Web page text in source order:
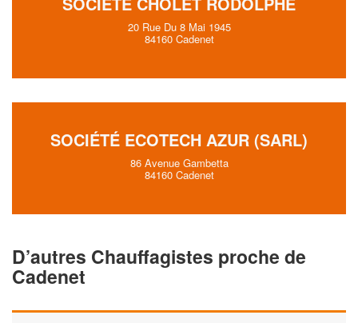
20 Rue Du 8 Mai 1945
84160 Cadenet
SOCIÉTÉ ECOTECH AZUR (SARL)
86 Avenue Gambetta
84160 Cadenet
D’autres Chauffagistes proche de
Cadenet